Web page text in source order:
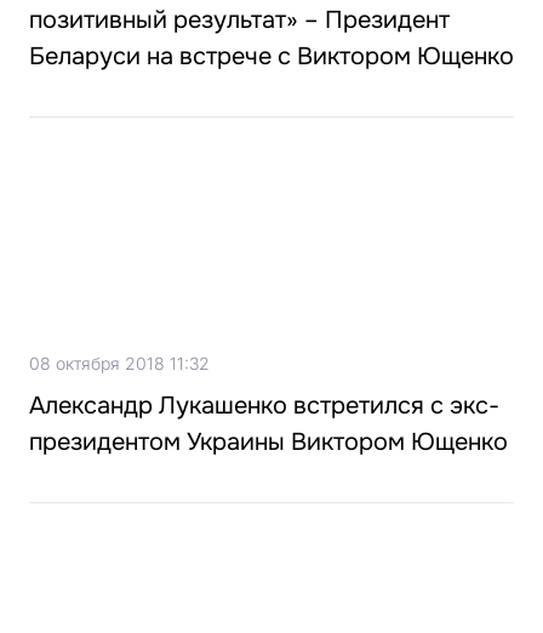
позитивный результат» – Президент
Беларуси на встрече с Виктором Ющенко
08 октября 2018 11:32
Александр Лукашенко встретился с экс-
президентом Украины Виктором Ющенко